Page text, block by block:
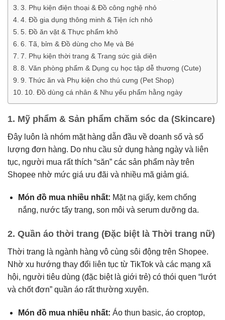
3. Phụ kiện điện thoại & Đồ công nghệ nhỏ
4. Đồ gia dụng thông minh & Tiện ích nhỏ
5. Đồ ăn vặt & Thực phẩm khô
6. Tã, bỉm & Đồ dùng cho Mẹ và Bé
7. Phụ kiện thời trang & Trang sức giả diện
8. Văn phòng phẩm & Dụng cụ học tập dễ thương (Cute)
9. Thức ăn và Phụ kiện cho thú cưng (Pet Shop)
10. Đồ dùng cá nhân & Nhu yếu phẩm hằng ngày
1. Mỹ phẩm & Sản phẩm chăm sóc da (Skincare)
Đây luôn là nhóm mặt hàng dẫn đầu về doanh số và số
lượng đơn hàng. Do nhu cầu sử dụng hàng ngày và liên
tục, người mua rất thích “săn” các sản phẩm này trên
Shopee nhờ mức giá ưu đãi và nhiều mã giảm giá.
Món đồ mua nhiều nhất: Mặt nạ giấy, kem chống
nắng, nước tẩy trang, son môi và serum dưỡng da.
2. Quần áo thời trang (Đặc biệt là Thời trang nữ)
Thời trang là ngành hàng vô cùng sôi động trên Shopee.
Nhờ xu hướng thay đổi liên tục từ TikTok và các mạng xã
hội, người tiêu dùng (đặc biệt là giới trẻ) có thói quen “lướt
và chốt đơn” quần áo rất thường xuyên.
Món đồ mua nhiều nhất: Áo thun basic, áo croptop,